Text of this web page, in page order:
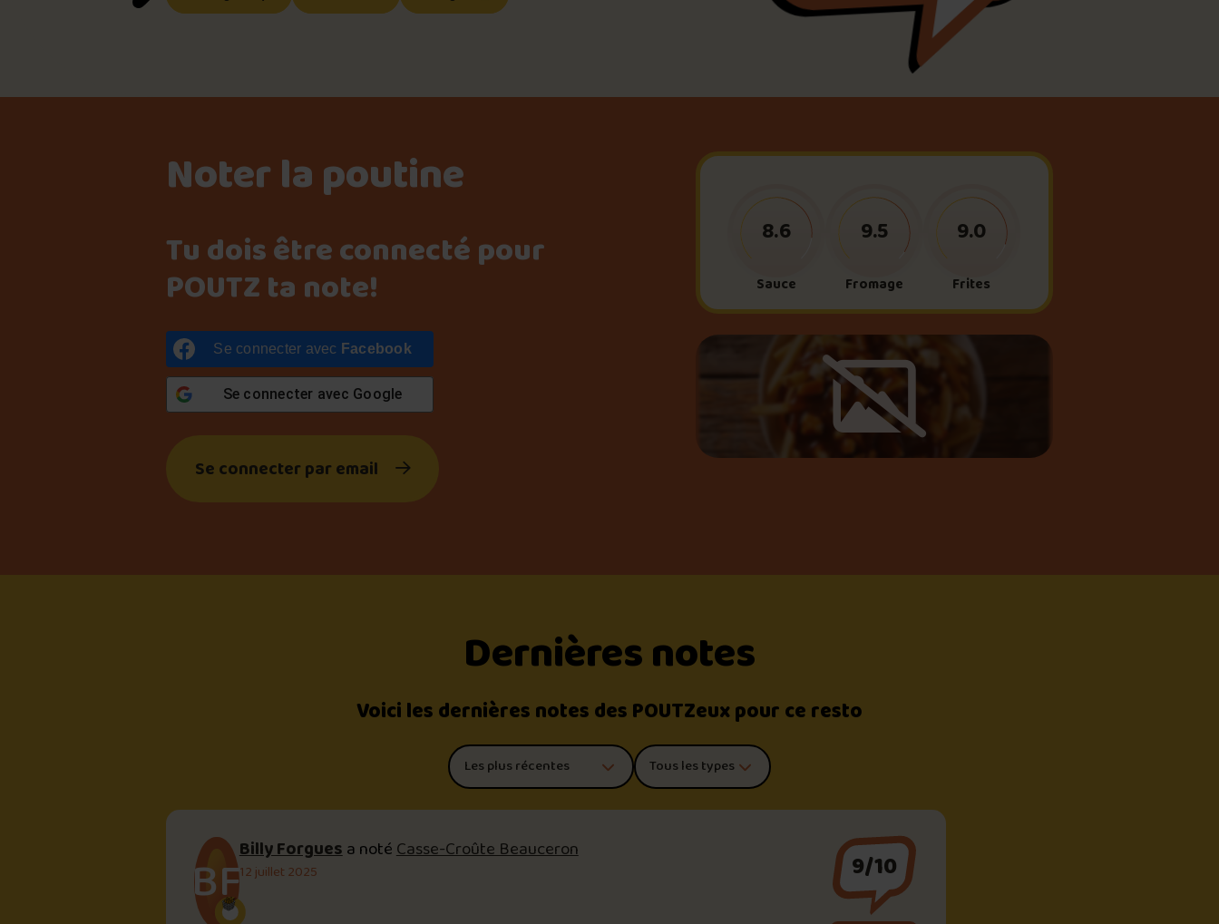
Le palmarès d’Olivier Primeau
Foire aux questions
Noter la poutine
Tu dois être connecté pour
POUTZ ta note!
Se connecter avec Facebook
Se connecter avec Google
Se connecter par email
Sauce
8.6
Fromage
9.5
Frites
9.0
Dernières notes
Voici les dernières notes des POUTZeux pour ce resto
Trier les commentaires
Filtrer par type de poutine
BFBilly Forguesa notéCasse-Croûte Beauceron
12 juillet 2025 9/10